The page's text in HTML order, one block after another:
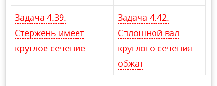
Задача 4.39.
Стержень имеет
круглое сечение
Задача 4.42.
Сплошной вал
круглого сечения
обжат